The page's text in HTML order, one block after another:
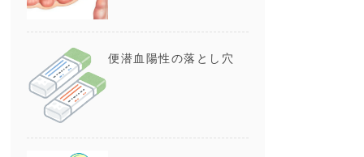
便潜血陽性の落とし穴